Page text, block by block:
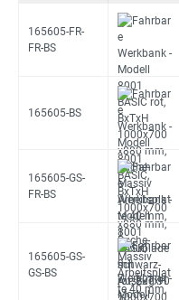
165605-FR-
FR-BS
165605-BS
165605-GS-
FR-BS
165605-GS-
GS-BS